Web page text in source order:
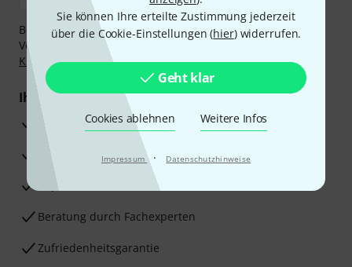
Sie können Ihre erteilte Zustimmung jederzeit
über die Cookie-Einstellungen (hier) widerrufen.
Geht klar
Cookies ablehnen Weitere Infos
Impressum · Datenschutzhinweise
Bezahlen Sie vertraulich und sicher per Nachnahme,
Vorkasse, PayPal, Amazon Pay,
Klarna Sofort bezahlen
Klarna Ratenzahlungoder Kreditkarte.
Ihre Vorteile
3 Jahre Thomann Garantie
30 Tage Money-Back-Garantie
Beratung durch Fachexperten
Zufriedenheitsgarantie